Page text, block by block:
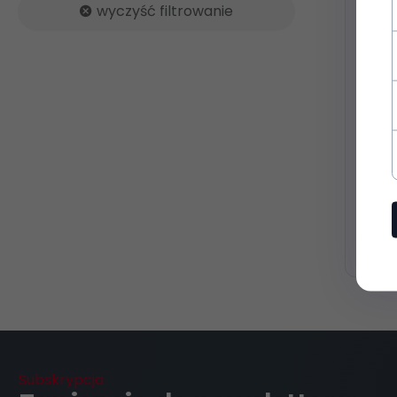
wyczyść filtrowanie
Subskrypcja